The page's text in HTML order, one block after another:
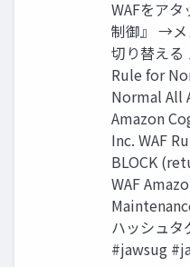
WAFをア
制御』 →メ
切り替える
Rule for
Normal All
Amazon
Inc. WAF
BLOCK
WAF
ハッシュタ
#jawsug